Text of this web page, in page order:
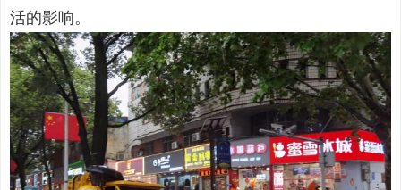
活的影响。